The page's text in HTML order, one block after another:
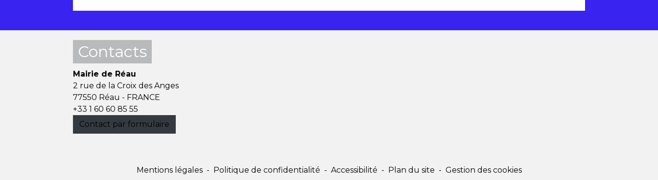
Contacts
Mairie de Réau
2 rue de la Croix des Anges
77550 Réau - FRANCE
+33 1 60 60 85 55
Contact par formulaire
Mentions légales - Politique de confidentialité - Accessibilité - Plan du site - Gestion des cookies